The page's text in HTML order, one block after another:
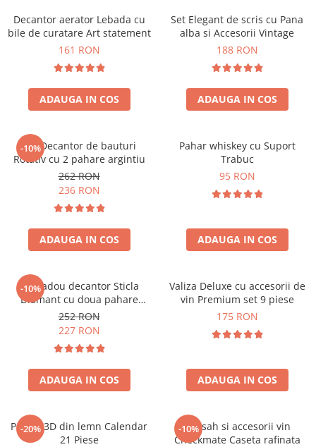
Decantor aerator Lebada cu
bile de curatare Art statement
161 RON
ADAUGA IN COS
Set Elegant de scris cu Pana
alba si Accesorii Vintage
188 RON
ADAUGA IN COS
-10%
Set Decantor de bauturi
Rotativ cu 2 pahare argintiu
262 RON
236 RON
ADAUGA IN COS
Pahar whiskey cu Suport
Trabuc
95 RON
ADAUGA IN COS
-10%
Set cadou decantor Sticla
Diamant cu doua pahare
Deluxe
252 RON
227 RON
ADAUGA IN COS
Valiza Deluxe cu accesorii de
vin Premium set 9 piese
175 RON
ADAUGA IN COS
-20%
Puzzle 3D din lemn Calendar
21 Piese
-10%
Set sah si accesorii vin
Checkmate Caseta rafinata